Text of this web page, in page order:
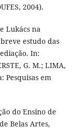
2004).
Lukács na
estudo das
In:
G. M.; LIMA,
Pesquisas em
do Ensino de
Belas Artes,